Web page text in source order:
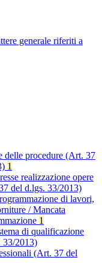
generale riferiti a
delle procedure (Art. 37
1
realizzazione opere
del d.lgs. 33/2013)
di lavori,
/ Mancata
1
di qualificazione
33/2013)
(Art. 37 del